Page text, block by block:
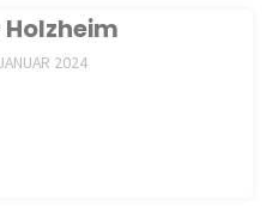
2024